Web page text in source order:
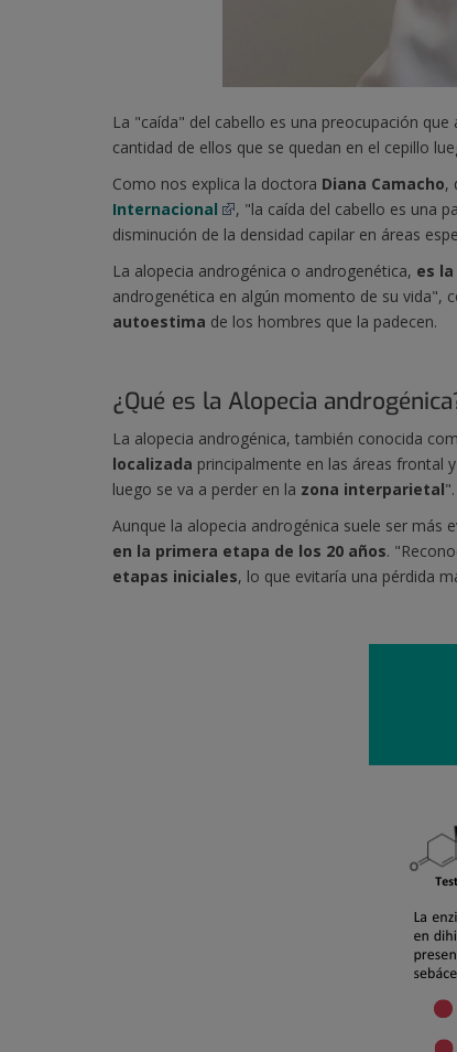
La "caída" del cabello es una preocupación
cantidad de ellos que se quedan en el cepillo
Como nos explica la doctora Diana Camacho,
Internacional
, "la caída del cabello es una
disminución de la densidad capilar en áreas
La alopecia androgénica o androgenética, es
androgenética en algún momento de su vida",
autoestima de los hombres que la padecen.
¿Qué es la Alopecia
La alopecia androgénica, también conocida
localizada principalmente en las áreas frontal
luego se va a perder en la zona interparietal".
Aunque la alopecia androgénica suele ser
en la primera etapa de los 20 años.
etapas iniciales, lo que evitaría una pérdida